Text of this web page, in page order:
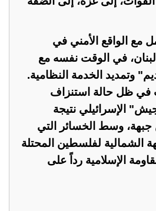
مع الواقع الأمني في
في الوقت نفسه مع
وتمديد الخدمة النظامية.
في ظل حالة استنزاف
الإسرائيلي نتيجة
جبهة، وسط الخسائر التي
الشمالية لفلسطين المحتلة
الإسلامية رداً على